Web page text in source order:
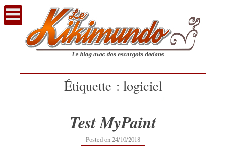
Voir
contenu
Étiquette : logiciel
Test MyPaint
Posted on24/10/201824/10/2018